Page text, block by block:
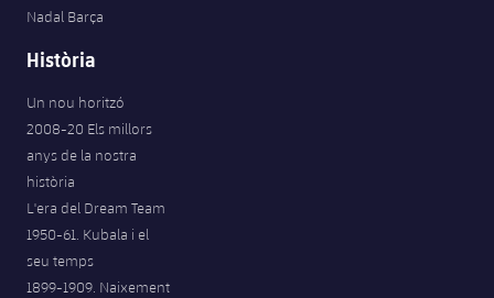
Nadal Barça
Història
Un nou horitzó
2008-20 Els millors
anys de la nostra
història
L'era del Dream Team
1950-61. Kubala i el
seu temps
1899-1909. Naixement